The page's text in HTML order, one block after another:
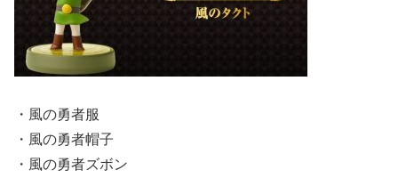
・風の勇者服
・風の勇者帽子
・風の勇者ズボン